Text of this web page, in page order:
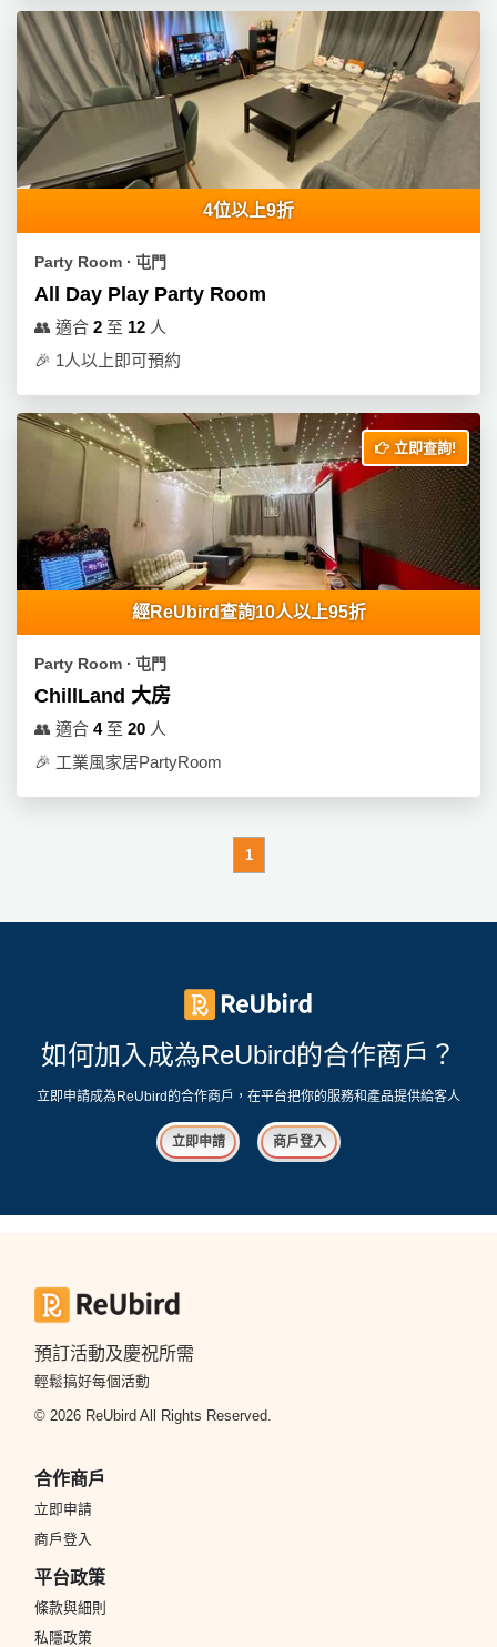
4位以上9折
Party Room ∙ 屯門
All Day Play Party Room
👥 適合 2 至 12 人
🎉 1人以上即可預約
立即查詢!
經ReUbird查詢10人以上95折
Party Room ∙ 屯門
ChillLand 大房
👥 適合 4至 20 人
🎉 工業風家居PartyRoom
1
如何加入成為ReUbird的合作商戶？
立即申請成為ReUbird的合作商戶，在平台把你的服務和產品提供給客人
立即申請 商戶登入
預訂活動及慶祝所需
輕鬆搞好每個活動
© 2026 ReUbird All Rights Reserved.
合作商戶
立即申請
商戶登入
平台政策
條款與細則
私隱政策